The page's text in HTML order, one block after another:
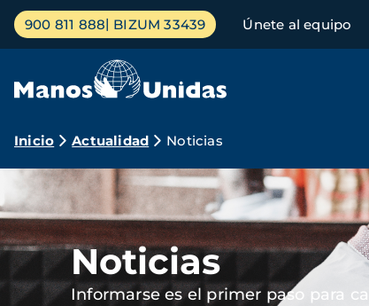
Pasar
contenido
Menú
principal
900 811 888 BIZUM 33439 Únete al equipo
Ruta
de
navegación
Inicio Actualidad Noticias
Imagen
Noticias
Informarse es el primer paso para